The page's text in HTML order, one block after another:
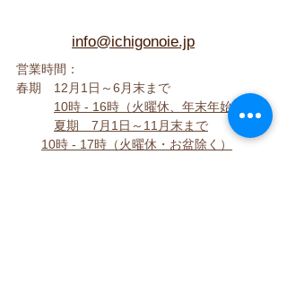
info@ichigonoie.jp
営業時間：
春期 12月1日～6月末まで
10時 - 16時（火曜休、年末年始除く
）
夏期 7月1日～11月末まで
10時 - 17時 （火曜休・お盆除く）